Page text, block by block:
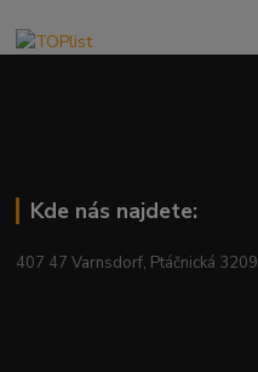
Kde nás najdete:
407 47 Varnsdorf, Ptáčnická 3209